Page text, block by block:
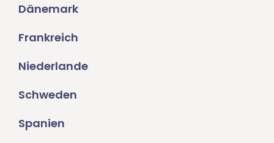
Dänemark
Frankreich
Niederlande
Schweden
Spanien